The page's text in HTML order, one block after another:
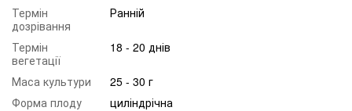
Термін
дозрівання
Ранній
Термін
вегетації
18 - 20 днів
Маса культури
25 - 30 г
Форма плоду
циліндрічна